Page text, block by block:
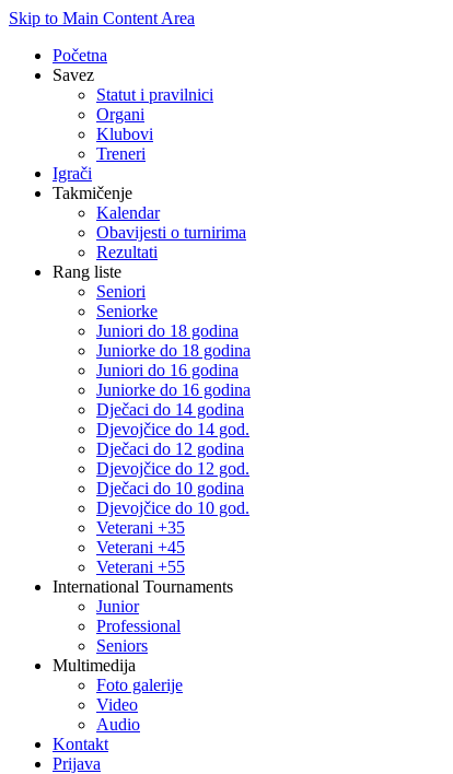
Skip to Main Content Area
Početna
Savez
Statut i pravilnici
Organi
Klubovi
Treneri
Igrači
Takmičenje
Kalendar
Obavijesti o turnirima
Rezultati
Rang liste
Seniori
Seniorke
Juniori do 18 godina
Juniorke do 18 godina
Juniori do 16 godina
Juniorke do 16 godina
Dječaci do 14 godina
Djevojčice do 14 god.
Dječaci do 12 godina
Djevojčice do 12 god.
Dječaci do 10 godina
Djevojčice do 10 god.
Veterani +35
Veterani +45
Veterani +55
International Tournaments
Junior
Professional
Seniors
Multimedija
Foto galerije
Video
Audio
Kontakt
Prijava